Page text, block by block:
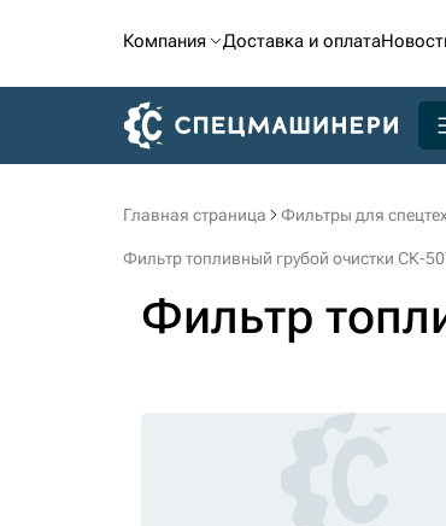
Компания Доставка и оплата
Главная страница Фильтры для
Фильтр топливный грубой очистки СК-
Фильтр